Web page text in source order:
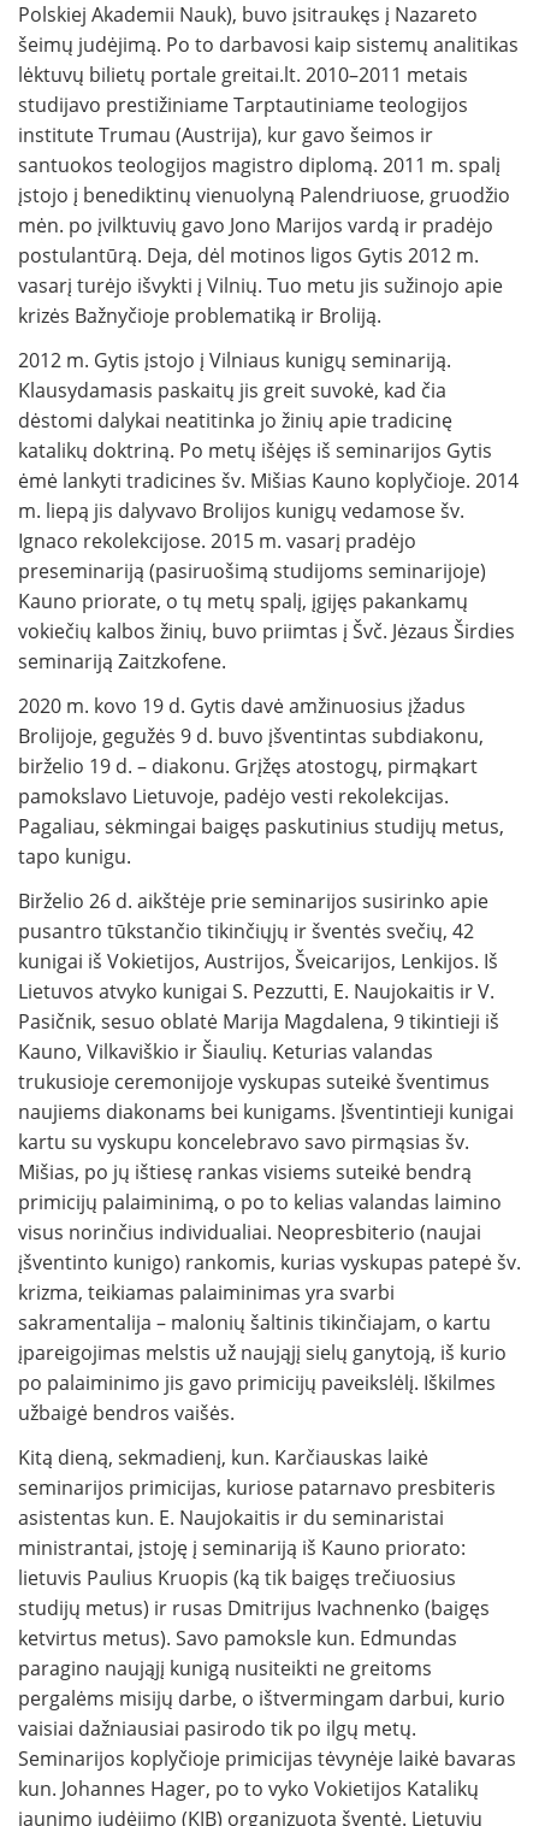
Polskiej Akademii Nauk), buvo įsitraukęs į Nazareto
šeimų judėjimą. Po to darbavosi kaip sistemų analitikas
lėktuvų bilietų portale greitai.lt. 2010–2011 metais
studijavo prestižiniame Tarptautiniame teologijos
institute Trumau (Austrija), kur gavo šeimos ir
santuokos teologijos magistro diplomą. 2011 m. spalį
įstojo į benediktinų vienuolyną Palendriuose, gruodžio
mėn. po įvilktuvių gavo Jono Marijos vardą ir pradėjo
postulantūrą. Deja, dėl motinos ligos Gytis 2012 m.
vasarį turėjo išvykti į Vilnių. Tuo metu jis sužinojo apie
krizės Bažnyčioje problematiką ir Broliją.
2012 m. Gytis įstojo į Vilniaus kunigų seminariją.
Klausydamasis paskaitų jis greit suvokė, kad čia
dėstomi dalykai neatitinka jo žinių apie tradicinę
katalikų doktriną. Po metų išėjęs iš seminarijos Gytis
ėmė lankyti tradicines šv. Mišias Kauno koplyčioje. 2014
m. liepą jis dalyvavo Brolijos kunigų vedamose šv.
Ignaco rekolekcijose. 2015 m. vasarį pradėjo
preseminariją (pasiruošimą studijoms seminarijoje)
Kauno priorate, o tų metų spalį, įgijęs pakankamų
vokiečių kalbos žinių, buvo priimtas į Švč. Jėzaus Širdies
seminariją Zaitzkofene.
2020 m. kovo 19 d. Gytis davė amžinuosius įžadus
Brolijoje, gegužės 9 d. buvo įšventintas subdiakonu,
birželio 19 d. – diakonu. Grįžęs atostogų, pirmąkart
pamokslavo Lietuvoje, padėjo vesti rekolekcijas.
Pagaliau, sėkmingai baigęs paskutinius studijų metus,
tapo kunigu.
Birželio 26 d. aikštėje prie seminarijos susirinko apie
pusantro tūkstančio tikinčiųjų ir šventės svečių, 42
kunigai iš Vokietijos, Austrijos, Šveicarijos, Lenkijos. Iš
Lietuvos atvyko kunigai S. Pezzutti, E. Naujokaitis ir V.
Pasičnik, sesuo oblatė Marija Magdalena, 9 tikintieji iš
Kauno, Vilkaviškio ir Šiaulių. Keturias valandas
trukusioje ceremonijoje vyskupas suteikė šventimus
naujiems diakonams bei kunigams. Įšventintieji kunigai
kartu su vyskupu koncelebravo savo pirmąsias šv.
Mišias, po jų ištiesę rankas visiems suteikė bendrą
primicijų palaiminimą, o po to kelias valandas laimino
visus norinčius individualiai. Neopresbiterio (naujai
įšventinto kunigo) rankomis, kurias vyskupas patepė šv.
krizma, teikiamas palaiminimas yra svarbi
sakramentalija – malonių šaltinis tikinčiajam, o kartu
įpareigojimas melstis už naująjį sielų ganytoją, iš kurio
po palaiminimo jis gavo primicijų paveikslėlį. Iškilmes
užbaigė bendros vaišės.
Kitą dieną, sekmadienį, kun. Karčiauskas laikė
seminarijos primicijas, kuriose patarnavo presbiteris
asistentas kun. E. Naujokaitis ir du seminaristai
ministrantai, įstoję į seminariją iš Kauno priorato:
lietuvis Paulius Kruopis (ką tik baigęs trečiuosius
studijų metus) ir rusas Dmitrijus Ivachnenko (baigęs
ketvirtus metus). Savo pamoksle kun. Edmundas
paragino naująjį kunigą nusiteikti ne greitoms
pergalėms misijų darbe, o ištvermingam darbui, kurio
vaisiai dažniausiai pasirodo tik po ilgų metų.
Seminarijos koplyčioje primicijas tėvynėje laikė bavaras
kun. Johannes Hager, po to vyko Vokietijos Katalikų
jaunimo judėjimo (KJB) organizuota šventė. Lietuvių